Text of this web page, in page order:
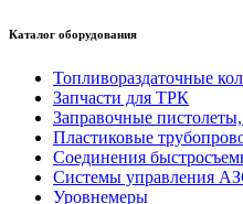
Каталог оборудования
Топливораздаточные
Запчасти для ТРК
Заправочные
Пластиковые
Соединения
Системы управления
Уровнемеры